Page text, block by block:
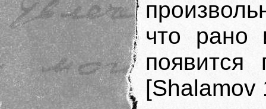
что рано
появится
[Shalamov